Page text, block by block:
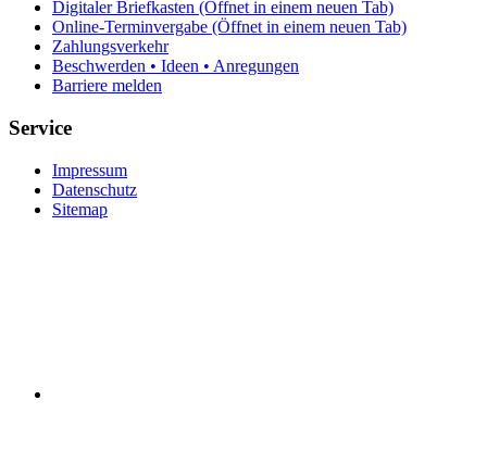
Digitaler Briefkasten (Öffnet in einem neuen Tab)
Online-Terminvergabe (Öffnet in einem neuen Tab)
Zahlungsverkehr
Beschwerden • Ideen • Anregungen
Barriere melden
Service
Impressum
Datenschutz
Sitemap